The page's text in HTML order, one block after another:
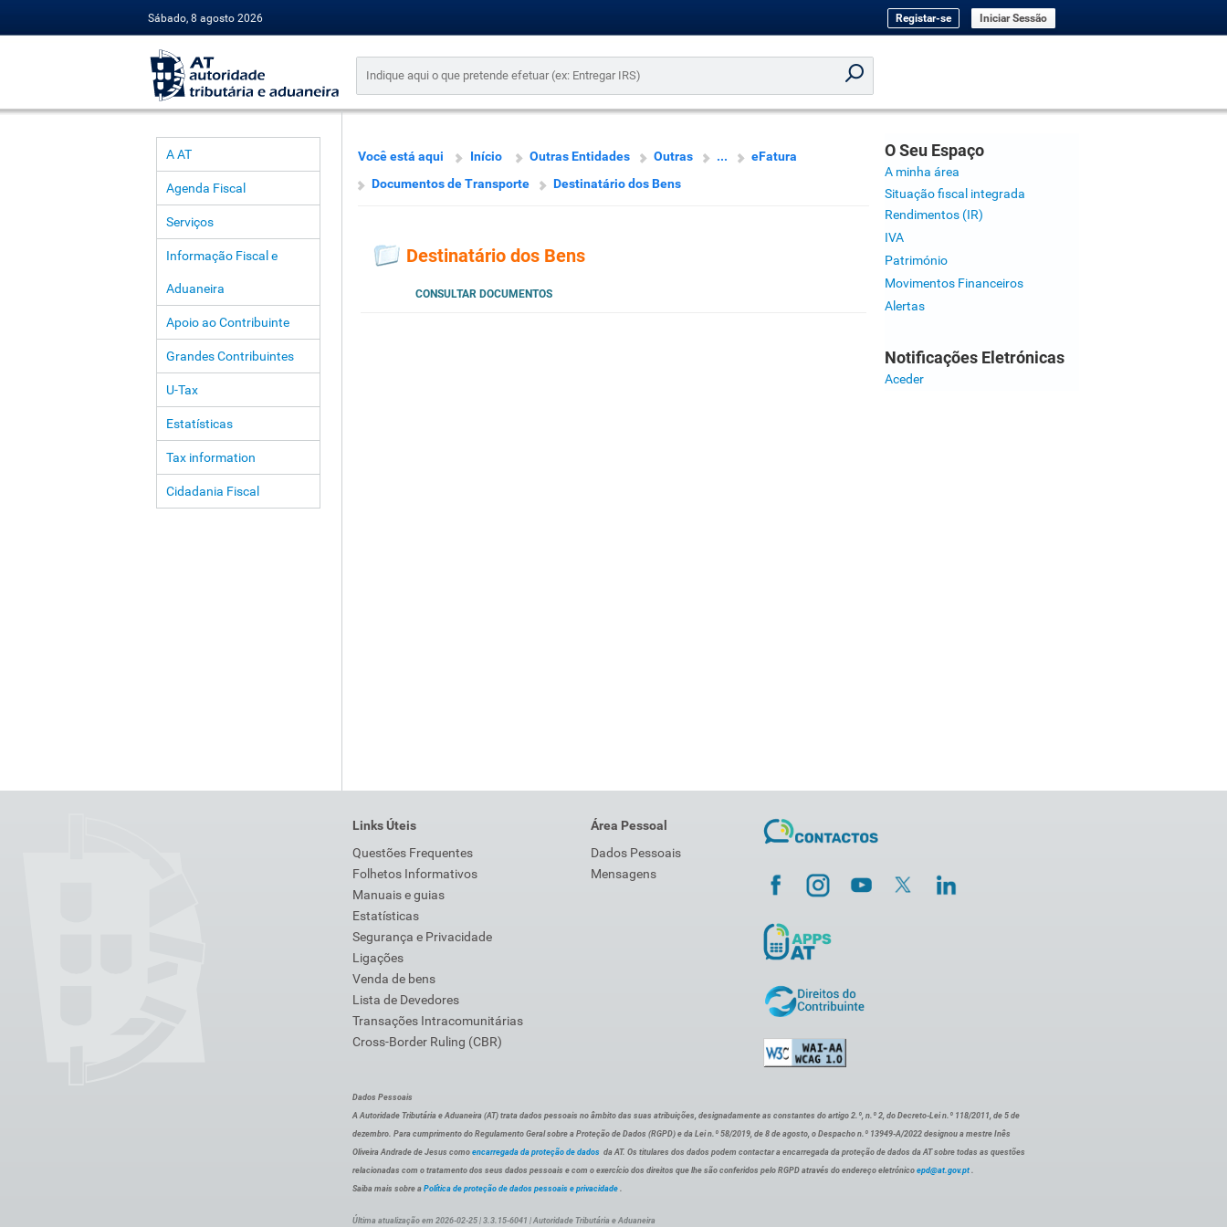
Sábado, 8 agosto 2026 Registar-se Iniciar Sessão
A AT
Agenda Fiscal
Serviços
Informação Fiscal e
Aduaneira
Apoio ao Contribuinte
Grandes Contribuintes
U-Tax
Estatísticas
Tax information
Cidadania Fiscal
Você está aqui Início Outras Entidades Outras ...
eFatura
Documentos de Transporte
Destinatário dos Bens
Destinatário dos Bens
CONSULTAR DOCUMENTOS
O Seu Espaço
A minha área
Situação fiscal integrada
Rendimentos (IR)
IVA
Património
Movimentos Financeiros
Alertas
Notificações Eletrónicas
Aceder
Links Úteis
Questões Frequentes
Folhetos Informativos
Manuais e guias
Estatísticas
Segurança e Privacidade
Ligações
Venda de bens
Lista de Devedores
Transações Intracomunitárias
Cross-Border Ruling (CBR)
Área Pessoal
Dados Pessoais
Mensagens
Dados Pessoais
A Autoridade Tributária e Aduaneira (AT) trata dados pessoais no âmbito das suas atribuições, designadamente as constantes do artigo 2.º, n.º 2, do Decreto-Lei n.º 118/2011, de 5 de
dezembro. Para cumprimento do Regulamento Geral sobre a Proteção de Dados (RGPD) e da Lei n.º 58/2019, de 8 de agosto, o Despacho n.º 13949-A/2022 designou a mestre Inês
Oliveira Andrade de Jesus como encarregada da proteção de dados da AT. Os titulares dos dados podem contactar a encarregada da proteção de dados da AT sobre todas as questões
relacionadas com o tratamento dos seus dados pessoais e com o exercício dos direitos que lhe são conferidos pelo RGPD através do endereço eletrónico epd@at.gov.pt .
Saiba mais sobre a Política de proteção de dados pessoais e privacidade .
Última atualização em 2026-02-25 | 3.3.15-6041 | Autoridade Tributária e Aduaneira